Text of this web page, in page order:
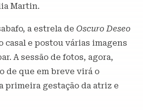
Martin.
a estrela de Oscuro Deseo
casal e postou várias imagens
A sessão de fotos, agora,
de que em breve virá o
primeira gestação da atriz e